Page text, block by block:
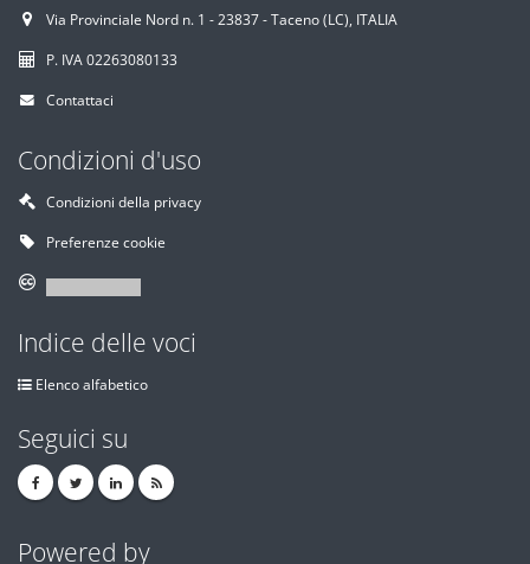
Via Provinciale Nord n. 1 - 23837 - Taceno (LC), ITALIA
P. IVA 02263080133
Contattaci
Condizioni d'uso
Condizioni della privacy
Preferenze cookie
Indice delle voci
Elenco alfabetico
Seguici su
Powered by